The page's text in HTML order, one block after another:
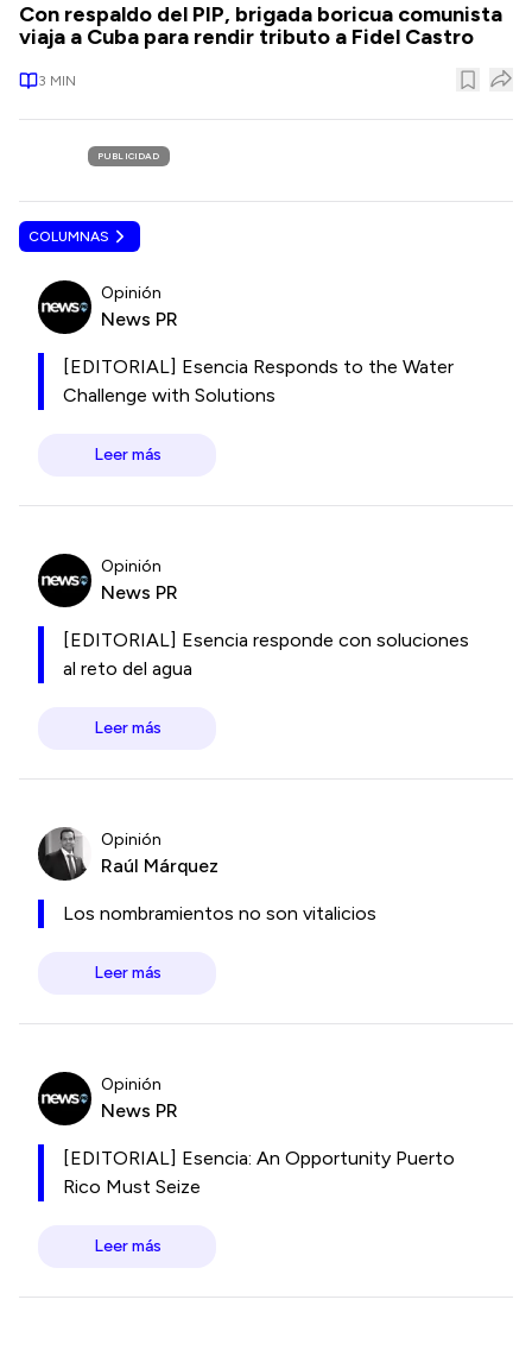
Con respaldo del PIP, brigada boricua comunista
viaja a Cuba para rendir tributo a Fidel Castro
3 MIN
PUBLICIDAD
COLUMNAS
Opinión
News PR
[EDITORIAL] Esencia Responds to the Water
Challenge with Solutions
Leer más
Opinión
News PR
[EDITORIAL] Esencia responde con soluciones
al reto del agua
Leer más
Opinión
Raúl Márquez
Los nombramientos no son vitalicios
Leer más
Opinión
News PR
[EDITORIAL] Esencia: An Opportunity Puerto
Rico Must Seize
Leer más